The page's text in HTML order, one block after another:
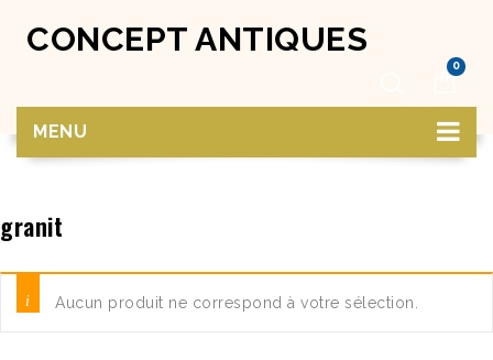
CONCEPT ANTIQUES
0
MENU
granit
Aucun produit ne correspond à votre sélection.